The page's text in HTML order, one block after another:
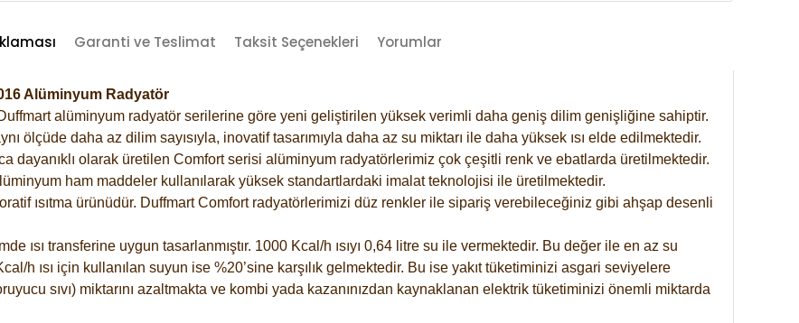
Garanti ve Teslimat Taksit Seçenekleri Yorumlar
Alüminyum Radyatör
alüminyum radyatör serilerine göre yeni geliştirilen yüksek verimli daha geniş dilim genişliğine sahiptir.
ölçüde daha az dilim sayısıyla, inovatif tasarımıyla daha az su miktarı ile daha yüksek ısı elde edilmektedir.
dayanıklı olarak üretilen Comfort serisi alüminyum radyatörlerimiz çok çeşitli renk ve ebatlarda üretilmektedir.
ham maddeler kullanılarak yüksek standartlardaki imalat teknolojisi ile üretilmektedir.
ısıtma ürünüdür. Duffmart Comfort radyatörlerimizi düz renkler ile sipariş verebileceğiniz gibi ahşap desenli
ısı transferine uygun tasarlanmıştır. 1000 Kcal/h ısıyı 0,64 litre su ile vermektedir. Bu değer ile en az su
h ısı için kullanılan suyun ise %20’sine karşılık gelmektedir. Bu ise yakıt tüketiminizi asgari seviyelere
sıvı) miktarını azaltmakta ve kombi yada kazanınızdan kaynaklanan elektrik tüketiminizi önemli miktarda